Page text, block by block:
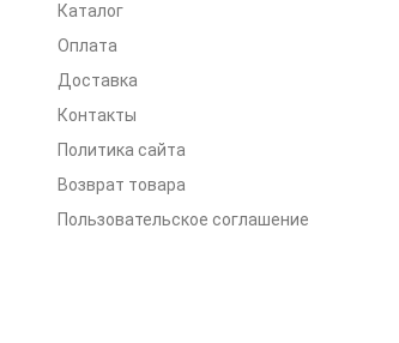
Каталог
Оплата
Доставка
Контакты
Политика сайта
Возврат товара
Пользовательское соглашение